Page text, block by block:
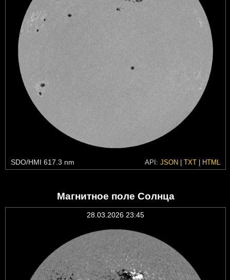
SDO/HMI 617.3 nm API: JSON | TXT | HTML
Магнитное поле Солнца
28.03.2026 23:45